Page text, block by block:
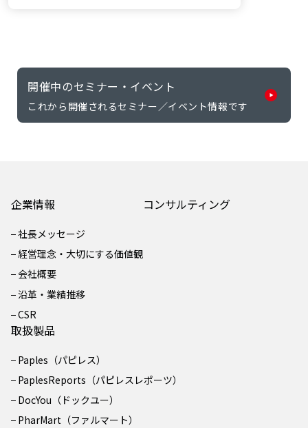
開催中のセミナー・イベント
これから開催されるセミナー／イベント情報です
企業情報
社長メッセージ
経営理念・大切にする価値観
会社概要
沿革・業績推移
CSR
コンサルティング
取扱製品
Paples（パピレス）
PaplesReports（パピレスレポーツ）
DocYou（ドックユー）
PharMart（ファルマート）